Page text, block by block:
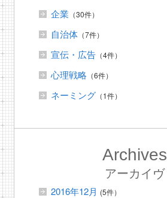
企業 （30件）
自治体（7件）
宣伝・広告（4件）
心理戦略 （6件）
ネーミング（1件）
Archives
アーカイヴ
2016年12月 (5件）